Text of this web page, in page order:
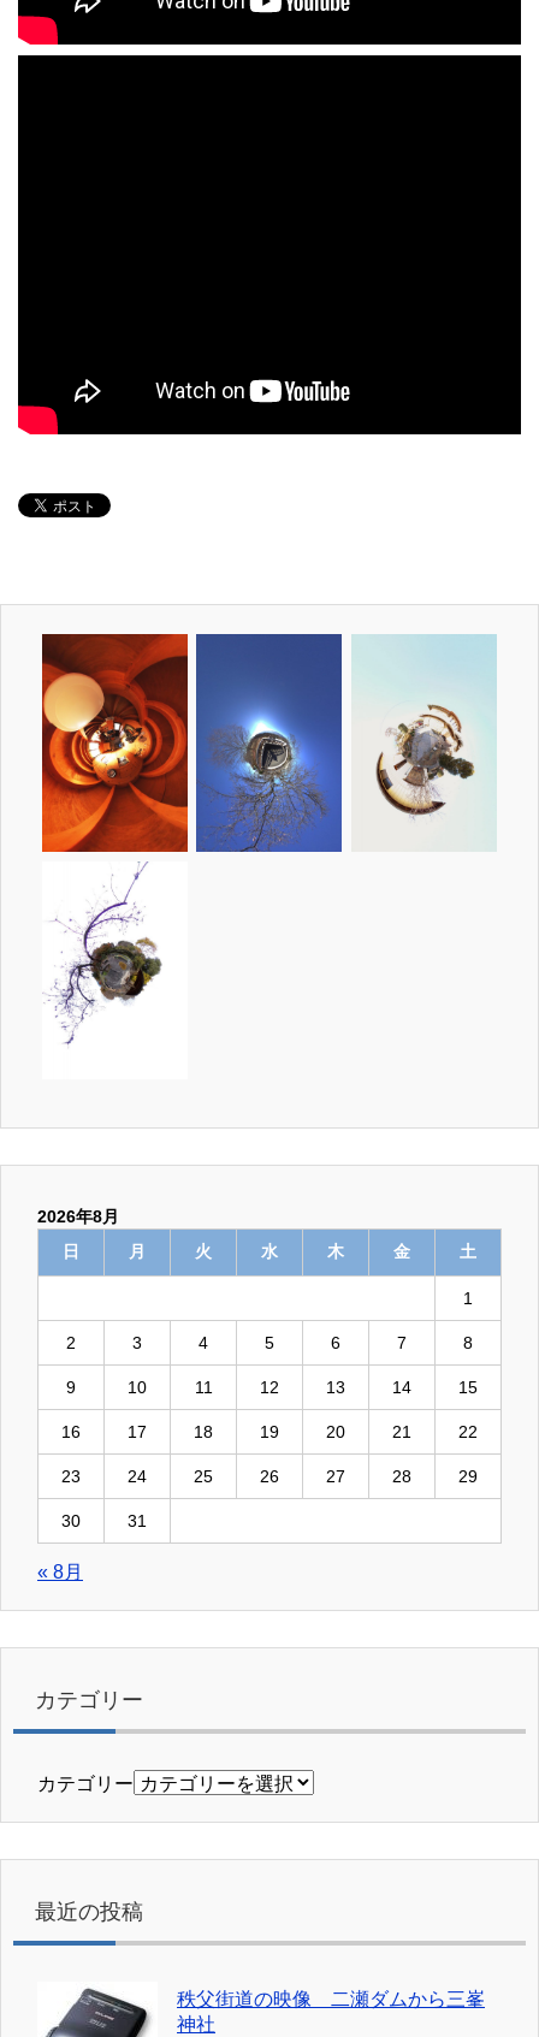
2026年8月
日
月 火 水 木 金 土
1
2 3 4 5 6 7 8
9 10 11 12 13 14 15
16 17 18 19 20 21 22
23 24 25 26 27 28 29
30 31
« 8月
カテゴリー
カテゴリー
最近の投稿
秩父街道の映像 二瀬ダムから三峯
神社